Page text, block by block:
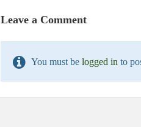
Leave a Comment
You must be logged in to